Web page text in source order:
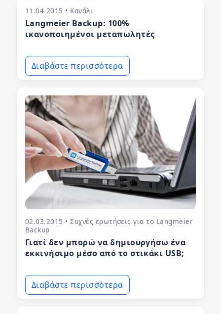
11.04.2015 • Κανάλι
Langmeier Backup: 100%
ικανοποιημένοι μεταπωλητές
Διαβάστε περισσότερα
02.03.2015 • Συχνές ερωτήσεις για το Langmeier
Backup
Γιατί δεν μπορώ να δημιουργήσω ένα
εκκινήσιμο μέσο από το στικάκι USB;
Διαβάστε περισσότερα